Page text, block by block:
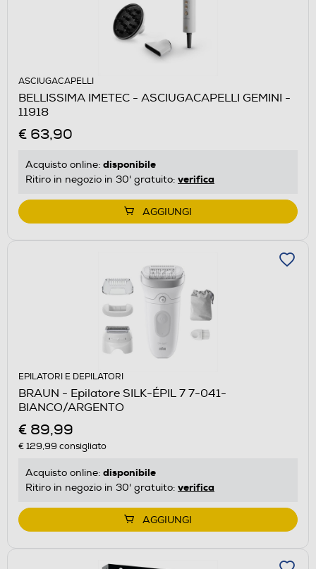
ASCIUGACAPELLI
BELLISSIMA IMETEC - ASCIUGACAPELLI GEMINI -
11918
€ 63,90
Acquisto online: disponibile
Ritiro in negozio in 30' gratuito: verifica
AGGIUNGI
EPILATORI E DEPILATORI
BRAUN - Epilatore SILK-ÉPIL 7 7-041-
BIANCO/ARGENTO
€ 89,99
€ 129,99 consigliato
Acquisto online: disponibile
Ritiro in negozio in 30' gratuito: verifica
AGGIUNGI